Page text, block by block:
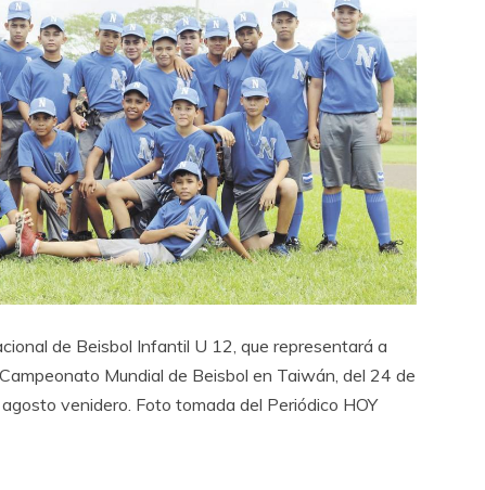
de Beisbol Infantil U 12, que representará a
Mundial de Beisbol en Taiwán, del 24 de
venidero. Foto tomada del Periódico HOY